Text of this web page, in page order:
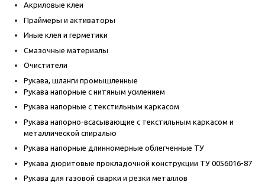
Акриловые клеи
Праймеры и активаторы
Иные клея и герметики
Смазочные материалы
Очистители
Рукава, шланги промышленные
Рукава напорные с нитяным усилением
Рукава напорные с текстильным каркасом
Рукава напорно-всасывающие с текстильным каркасом и
металлической спиралью
Рукава напорные длинномерные облегченные ТУ
Рукава дюритовые прокладочной конструкции ТУ 0056016-87
Рукава для газовой сварки и резки металлов